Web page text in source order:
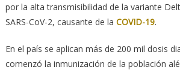
por la alta transmisibilidad de la variante
SARS-CoV-2, causante de la COVID-19.
En el país se aplican más de 200 mil dosis
comenzó la inmunización de la población